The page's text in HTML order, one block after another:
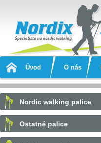
Nordix.sk
Úvod O nás
Nordic walking palice
Ostatné palice